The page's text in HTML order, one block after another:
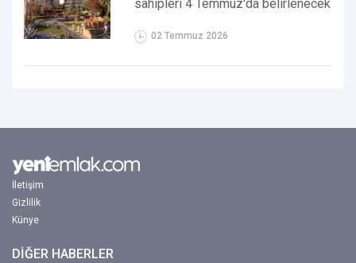
sahipleri 4 Temmuz'da belirlenecek
02 Temmuz 2026
İletişim
Gizlilik
Künye
DİĞER HABERLER